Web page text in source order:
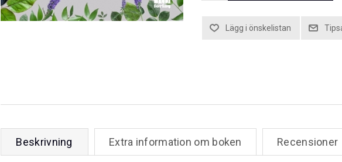
Beskrivning Extra information om boken Recensioner